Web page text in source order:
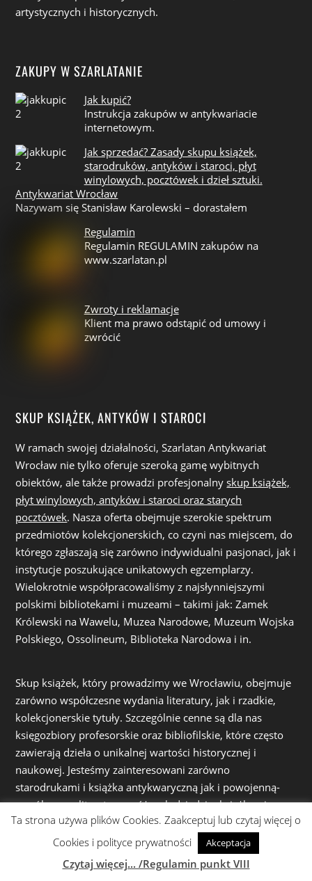
artystycznych i historycznych.
ZAKUPY W SZARLATANIE
Jak kupić?
Instrukcja zakupów w antykwariacie
internetowym.
Jak sprzedać? Zasady skupu książek,
starodruków, antyków i staroci, płyt
winylowych, pocztówek i dzieł sztuki.
Antykwariat Wrocław
Nazywam się Stanisław Karolewski – dorastałem
Regulamin
Regulamin REGULAMIN zakupów na
www.szarlatan.pl
Zwroty i reklamacje
Klient ma prawo odstąpić od umowy i
zwrócić
SKUP KSIĄŻEK, ANTYKÓW I STAROCI
W ramach swojej działalności, Szarlatan Antykwariat
Wrocław nie tylko oferuje szeroką gamę wybitnych
obiektów, ale także prowadzi profesjonalnyskup książek,
płyt winylowych, antyków i staroci oraz starych
pocztówek. Nasza oferta obejmuje szerokie spektrum
przedmiotów kolekcjonerskich, co czyni nas miejscem, do
którego zgłaszają się zarówno indywidualni pasjonaci, jak i
instytucje poszukujące unikatowych egzemplarzy.
Wielokrotnie współpracowaliśmy z najsłynniejszymi
polskimi bibliotekami i muzeami – takimi jak: Zamek
Królewski na Wawelu, Muzea Narodowe, Muzeum Wojska
Polskiego, Ossolineum, Biblioteka Narodowa i in.
Skup książek, który prowadzimy we Wrocławiu, obejmuje
zarówno współczesne wydania literatury, jak i rzadkie,
kolekcjonerskie tytuły. Szczególnie cenne są dla nas
księgozbiory profesorskie oraz bibliofilskie, które często
zawierają dzieła o unikalnej wartości historycznej i
naukowej. Jesteśmy zainteresowani zarówno
starodrukami i książka antykwaryczną jak i powojenną-
współczesną literaturą z różnych dziedzin: książkami
popularnonaukowymi, naukowymi, literaturą piękną, a
także książkami z zakresu filozofii, historii, sztuki czy
techniki. Z dużym szacunkiem i precyzją dokonujemy
wycen, dbając o to, aby każda książka trafiła w ręce
Ta strona używa plików Cookies. Zaakceptuj lub czytaj więcej o
Cookies i polityce prywatności
Akceptacja
Czytaj więcej... /Regulamin punkt VIII